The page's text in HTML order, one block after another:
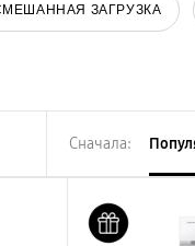
ЗАГРУЗКА
Сначала: